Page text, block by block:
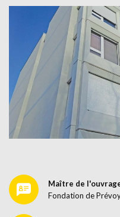
Maître de
Fondation de